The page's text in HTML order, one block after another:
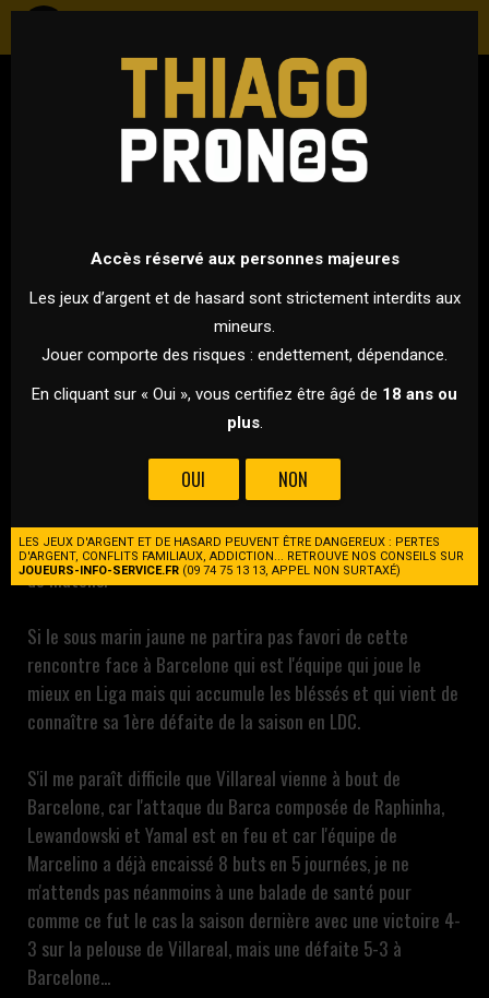
FOOTBALL
ESPAGNE - LALIGA
22 SEPTEMBRE 2024 À 18H30
VS
C'EST L'AFFICHE AU SOMMET DE CETTE 6ÈME JOURNÉE DE LIGA
AVEC VILLAREAL 4ÈME QUI REÇOIT LE LEADER BARCELONE À
Avec 4 victoires et deux nuls depuis le début de la saison
Villareal est toujours invaincu, mais accueille le Barca qui
réalise un départ canon en Liga avec 5 victoires en autant
de matchs.
Si le sous marin jaune ne partira pas favori de cette
rencontre face à Barcelone qui est l'équipe qui joue le
mieux en Liga mais qui accumule les bléssés et qui vient de
connaître sa 1ère défaite de la saison en LDC.
S'il me paraît difficile que Villareal vienne à bout de
Barcelone, car l'attaque du Barca composée de Raphinha,
Lewandowski et Yamal est en feu et car l'équipe de
Marcelino a déjà encaissé 8 buts en 5 journées, je ne
m'attends pas néanmoins à une balade de santé pour
comme ce fut le cas la saison dernière avec une victoire 4-
3 sur la pelouse de Villareal, mais une défaite 5-3 à
Barcelone...
Accès réservé aux personnes majeures
Les jeux d’argent et de hasard sont strictement interdits aux
mineurs.
Jouer comporte des risques : endettement, dépendance.
En cliquant sur « Oui », vous certifiez être âgé de 18 ans ou
plus.
OUI NON
LES JEUX D'ARGENT ET DE HASARD PEUVENT ÊTRE DANGEREUX : PERTES
D'ARGENT, CONFLITS FAMILIAUX, ADDICTION... RETROUVE NOS CONSEILS SUR
JOUEURS-INFO-SERVICE.FR (09 74 75 13 13, APPEL NON SURTAXÉ)